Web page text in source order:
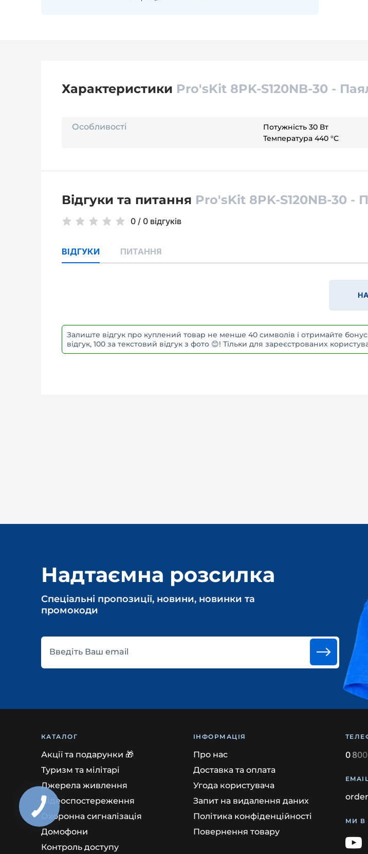
Характеристики Pro'sKit 8PK-S120NB-30 -
Особливості
Потужність 30 Вт
Температура 440 °C
Відгуки та питання Pro'sKit 8PK-S120NB-30 -
0 / 0 відгуків
ВІДГУКИ ПИТАННЯ
Залиште відгук про куплений товар не менше 40 символів і отримайте
відгук, 100 за текстовий відгук з фото 😊! Тільки для зареєстрованих
Введіть Ваш email
Надтаємна розсилка
Спеціальні пропозиції, новини, новинки та
промокоди
КАТАЛОГ
Акції та подарунки 🎁
Туризм та мілітарі
Джерела живлення
Відеоспостереження
Охоронна сигналізація
Домофони
Контроль доступу
ІНФОРМАЦІЯ
Про нас
Доставка та оплата
Угода користувача
Запит на видалення даних
Політика конфіденційності
Повернення товару
0 800
EMAIL
МИ В